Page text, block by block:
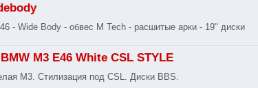
- Wide Body - обвес M Tech - расшитые арки - 19" диски
M3 E46 White CSL STYLE
М3. Стилизация под CSL. Диски BBS.